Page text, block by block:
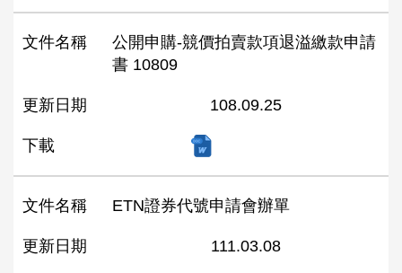
文件名稱
公開申購-競價拍賣款項退溢繳款申請
書 10809
更新日期 108.09.25
下載
文件名稱 ETN證券代號申請會辦單
更新日期 111.03.08